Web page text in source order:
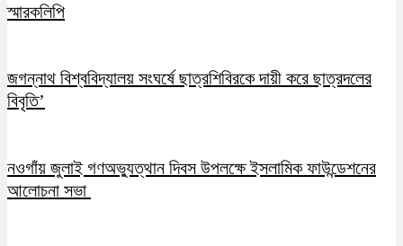
স্মারকলিপি
জগন্নাথ বিশ্ববিদ্যালয় সংঘর্ষে ছাত্রশিবিরকে দায়ী করে ছাত্রদলের
বিবৃতি’
নওগাঁয় জুলাই গণঅভ্যুত্থান দিবস উপলক্ষে ইসলামিক ফাউন্ডেশনের
আলোচনা সভা